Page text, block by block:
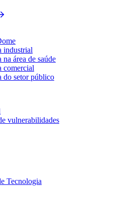
industrial
área de saúde
comercial
do setor público
vulnerabilidades
Tecnologia